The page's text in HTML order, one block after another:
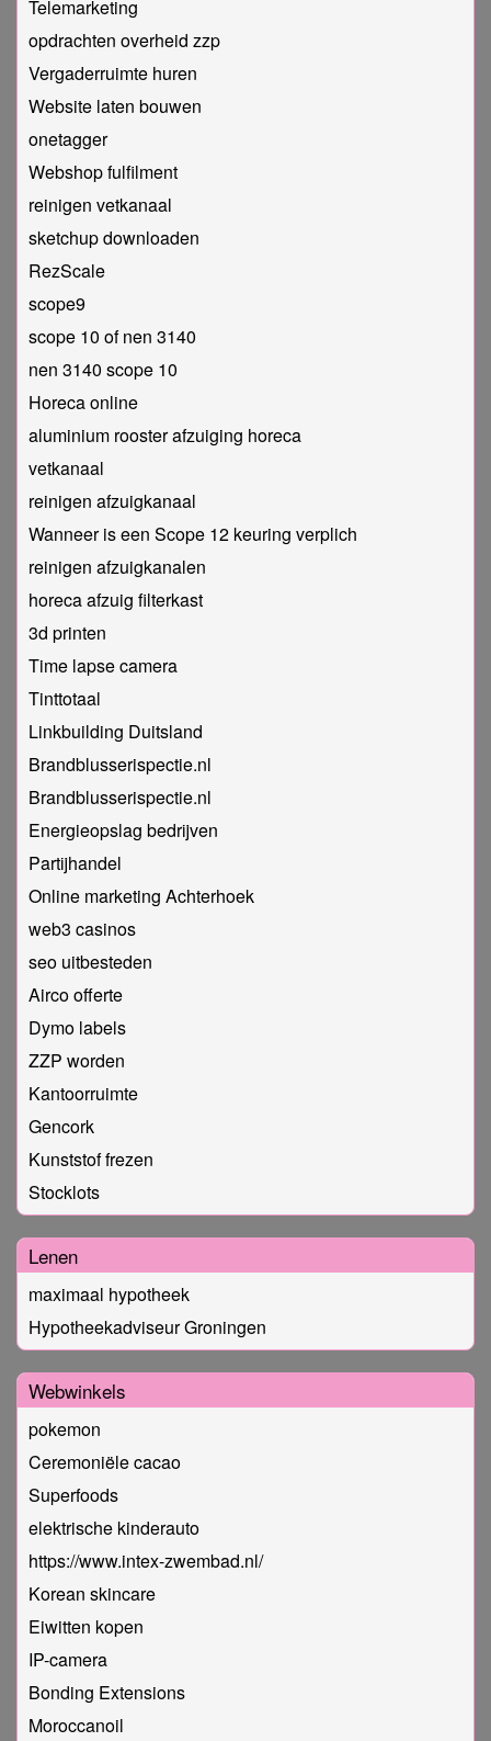
Telemarketing
opdrachten overheid zzp
Vergaderruimte huren
Website laten bouwen
onetagger
Webshop fulfilment
reinigen vetkanaal
sketchup downloaden
RezScale
scope9
scope 10 of nen 3140
nen 3140 scope 10
Horeca online
aluminium rooster afzuiging horeca
vetkanaal
reinigen afzuigkanaal
Wanneer is een Scope 12 keuring verplich
reinigen afzuigkanalen
horeca afzuig filterkast
3d printen
Time lapse camera
Tinttotaal
Linkbuilding Duitsland
Brandblusserispectie.nl
Brandblusserispectie.nl
Energieopslag bedrijven
Partijhandel
Online marketing Achterhoek
web3 casinos
seo uitbesteden
Airco offerte
Dymo labels
ZZP worden
Kantoorruimte
Gencork
Kunststof frezen
Stocklots
Lenen
maximaal hypotheek
Hypotheekadviseur Groningen
Webwinkels
pokemon
Ceremoniële cacao
Superfoods
elektrische kinderauto
https://www.intex-zwembad.nl/
Korean skincare
Eiwitten kopen
IP-camera
Bonding Extensions
Moroccanoil